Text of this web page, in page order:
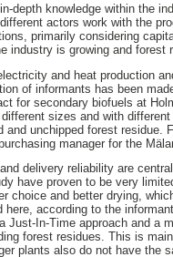
depth knowledge within the
actors work with the
primarily considering
industry is growing and forest
and heat production
of informants has been
for secondary biofuels at
sizes and with
unchipped forest residue.
manager for the
delivery reliability are
have proven to be very
choice and better drying,
according to the
Just-In-Time approach and
forest residues. This is
plants also do not have the